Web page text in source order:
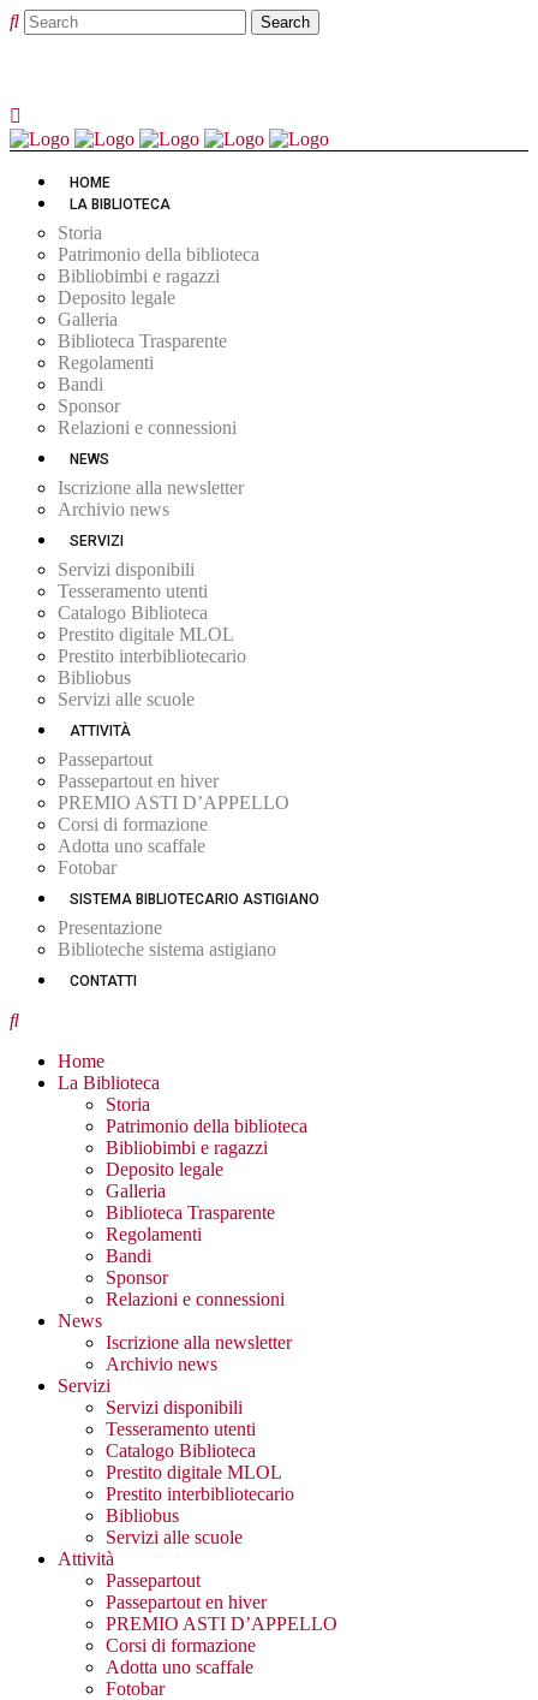
HOME
LA BIBLIOTECA
Storia
Patrimonio della biblioteca
Bibliobimbi e ragazzi
Deposito legale
Galleria
Biblioteca Trasparente
Regolamenti
Bandi
Sponsor
Relazioni e connessioni
NEWS
Iscrizione alla newsletter
Archivio news
SERVIZI
Servizi disponibili
Tesseramento utenti
Catalogo Biblioteca
Prestito digitale MLOL
Prestito interbibliotecario
Bibliobus
Servizi alle scuole
ATTIVITÀ
Passepartout
Passepartout en hiver
PREMIO ASTI D’APPELLO
Corsi di formazione
Adotta uno scaffale
Fotobar
SISTEMA BIBLIOTECARIO ASTIGIANO
Presentazione
Biblioteche sistema astigiano
CONTATTI
Home
La Biblioteca
Storia
Patrimonio della biblioteca
Bibliobimbi e ragazzi
Deposito legale
Galleria
Biblioteca Trasparente
Regolamenti
Bandi
Sponsor
Relazioni e connessioni
News
Iscrizione alla newsletter
Archivio news
Servizi
Servizi disponibili
Tesseramento utenti
Catalogo Biblioteca
Prestito digitale MLOL
Prestito interbibliotecario
Bibliobus
Servizi alle scuole
Attività
Passepartout
Passepartout en hiver
PREMIO ASTI D’APPELLO
Corsi di formazione
Adotta uno scaffale
Fotobar